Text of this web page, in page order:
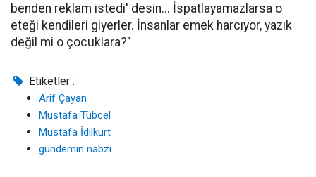
benden reklam istedi' desin... İspatlayamazlarsa o
eteği kendileri giyerler. İnsanlar emek harcıyor, yazık
değil mi o çocuklara?"
Etiketler :
Arif Çayan
Mustafa Tübcel
Mustafa İdilkurt
gündemin nabzı